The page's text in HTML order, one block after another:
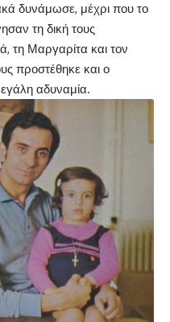
δυνάμωσε, μέχρι που το
τη δική τους
τη Μαργαρίτα και τον
προστέθηκε και ο
αδυναμία.